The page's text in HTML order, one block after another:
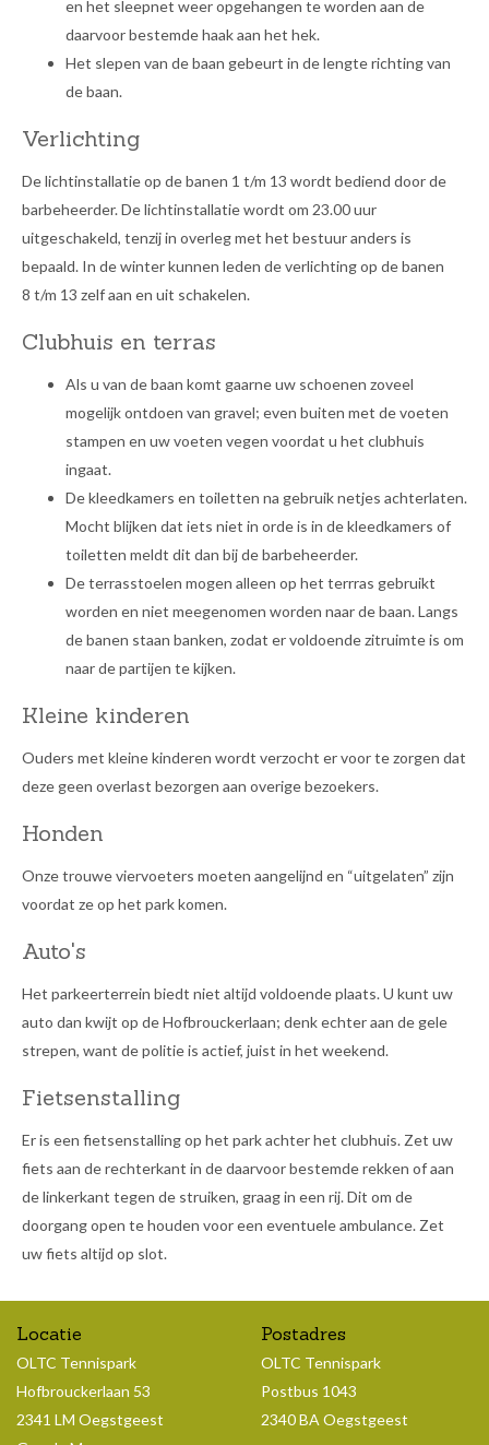
en het sleepnet weer opgehangen te worden aan de
daarvoor bestemde haak aan het hek.
Het slepen van de baan gebeurt in de lengte richting van
de baan.
Verlichting
De lichtinstallatie op de banen 1 t/m 13 wordt bediend door de
barbeheerder. De lichtinstallatie wordt om 23.00 uur
uitgeschakeld, tenzij in overleg met het bestuur anders is
bepaald. In de winter kunnen leden de verlichting op de banen
8 t/m 13 zelf aan en uit schakelen.
Clubhuis en terras
Als u van de baan komt gaarne uw schoenen zoveel
mogelijk ontdoen van gravel; even buiten met de voeten
stampen en uw voeten vegen voordat u het clubhuis
ingaat.
De kleedkamers en toiletten na gebruik netjes achterlaten.
Mocht blijken dat iets niet in orde is in de kleedkamers of
toiletten meldt dit dan bij de barbeheerder.
De terrasstoelen mogen alleen op het terrras gebruikt
worden en niet meegenomen worden naar de baan. Langs
de banen staan banken, zodat er voldoende zitruimte is om
naar de partijen te kijken.
Kleine kinderen
Ouders met kleine kinderen wordt verzocht er voor te zorgen dat
deze geen overlast bezorgen aan overige bezoekers.
Honden
Onze trouwe viervoeters moeten aangelijnd en “uitgelaten” zijn
voordat ze op het park komen.
Auto's
Het parkeerterrein biedt niet altijd voldoende plaats. U kunt uw
auto dan kwijt op de Hofbrouckerlaan; denk echter aan de gele
strepen, want de politie is actief, juist in het weekend.
Fietsenstalling
Er is een fietsenstalling op het park achter het clubhuis. Zet uw
fiets aan de rechterkant in de daarvoor bestemde rekken of aan
de linkerkant tegen de struiken, graag in een rij. Dit om de
doorgang open te houden voor een eventuele ambulance. Zet
uw fiets altijd op slot.
Locatie
OLTC Tennispark
Hofbrouckerlaan 53
2341 LM Oegstgeest
Postadres
OLTC Tennispark
Postbus 1043
2340 BA Oegstgeest